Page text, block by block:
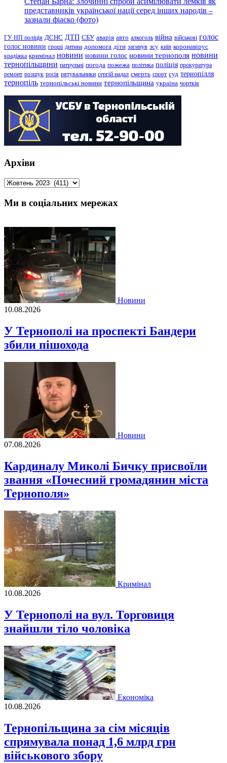
представників української нації серед інших народів –
зазнали фіаско (фото)
ГУ НП поліція ДСНС ДТП СБУ аварія авто алкоголь війна військові голос
голос новини гроші дитина допомога діти загинув зсу київ коронавірус
крадіжка кримінал новини новини голос новини тернополя новини
тернопільщини патрульні погода пожежа політика поліція прокуратура
ремонт розшук росія рятувальники сергій надал смерть спорт суд тернопілля
тернопіль тернопільські новини тернопільщина україна чортків
Архіви
Архіви
Ми в соціальних мережах
Новини
10.08.2026
У Тернополі на проспекті Бандери
збили пішохода
Новини
07.08.2026
Кардиналу Миколі Бичку присвоїли
звання «Почесний громадянин міста
Тернополя»
Кримінал
10.08.2026
У Тернополі на вул. Торговиця
знайшли тіло чоловіка
Економіка
10.08.2026
Тернопільщина за сім місяців
спрямувала понад 1,6 млрд грн
військового збору